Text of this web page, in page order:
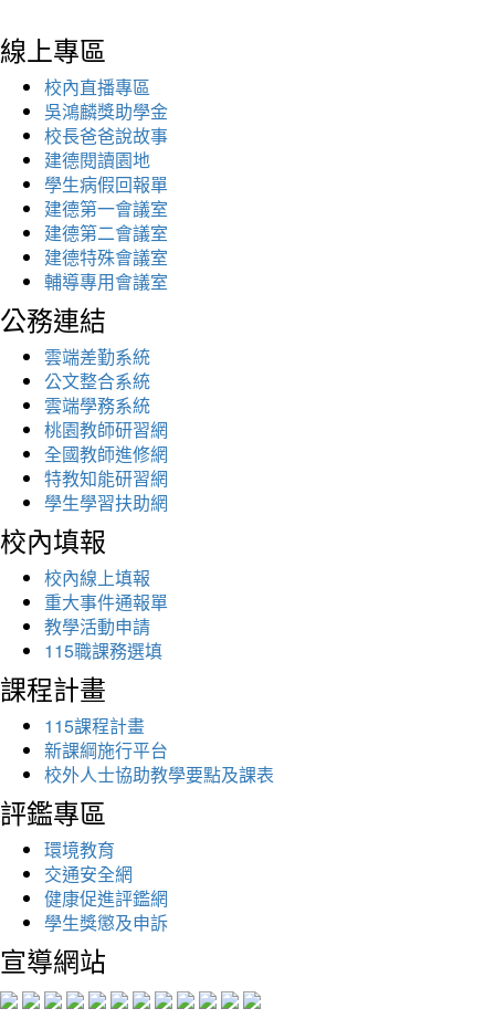
線上專區
校內直播專區
吳鴻麟獎助學金
校長爸爸說故事
建德閱讀園地
學生病假回報單
建德第一會議室
建德第二會議室
建德特殊會議室
輔導專用會議室
公務連結
雲端差勤系統
公文整合系統
雲端學務系統
桃園教師研習網
全國教師進修網
特教知能研習網
學生學習扶助網
校內填報
校內線上填報
重大事件通報單
教學活動申請
115職課務選填
課程計畫
115課程計畫
新課綱施行平台
校外人士協助教學要點及課表
評鑑專區
環境教育
交通安全網
健康促進評鑑網
學生獎懲及申訴
宣導網站